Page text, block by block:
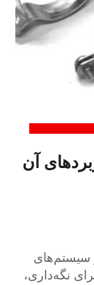
آن
سیستم‌های
نگه‌داری،